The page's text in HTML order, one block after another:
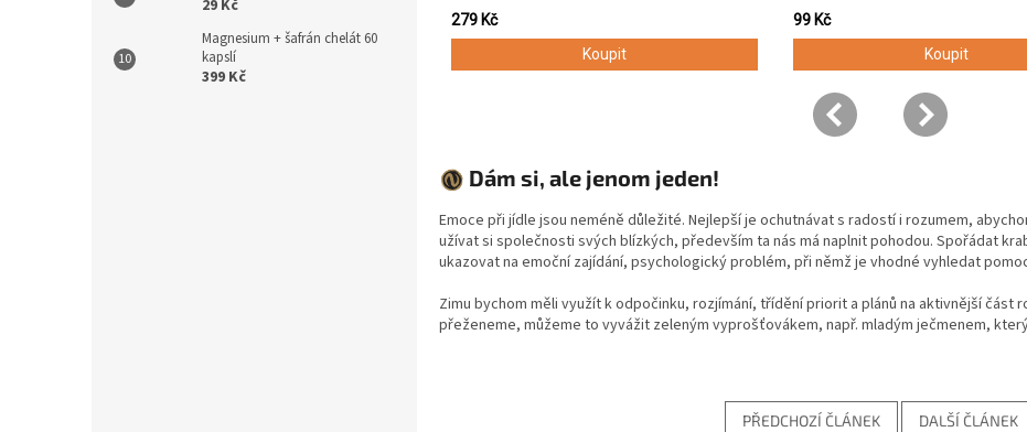
29 Kč
Magnesium + šafrán chelát 60
kapslí
399 Kč
Dám si, ale jenom jeden!
Emoce při jídle jsou neméně důležité. Nejlepší je ochutnávat s radostí i rozumem,
užívat si společnosti svých blízkých, především ta nás má naplnit pohodou. Spořádat
ukazovat na emoční zajídání, psychologický problém, při němž je vhodné vyhledat
Zimu bychom měli využít k odpočinku, rozjímání, třídění priorit a plánů na aktivnější část
přeženeme, můžeme to vyvážit zeleným vyprošťovákem, např. mladým ječmenem,
PŘEDCHOZÍ ČLÁNEK DALŠÍ ČLÁNEK